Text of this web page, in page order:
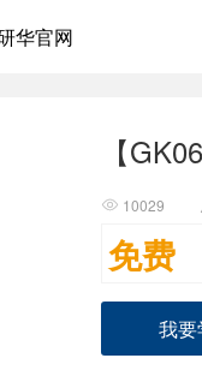
华官网
【
 10029
免费
我要